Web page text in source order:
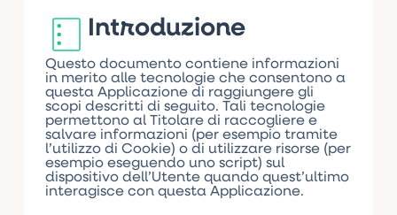
Introduzione
Questo documento contiene informazioni
in merito alle tecnologie che consentono a
questa Applicazione di raggiungere gli
scopi descritti di seguito. Tali tecnologie
permettono al Titolare di raccogliere e
salvare informazioni (per esempio tramite
l’utilizzo di Cookie) o di utilizzare risorse (per
esempio eseguendo uno script) sul
dispositivo dell’Utente quando quest’ultimo
interagisce con questa Applicazione.